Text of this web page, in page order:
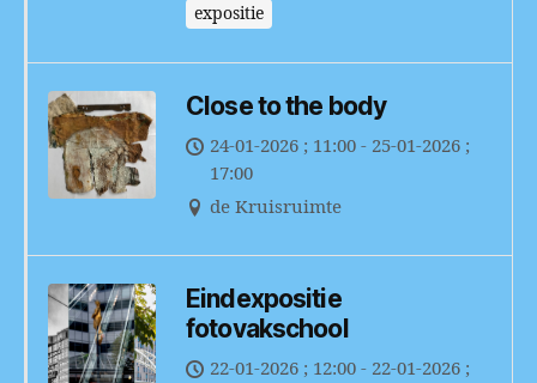
expositie
Close to the body
24-01-2026 ; 11:00 - 25-01-2026 ;
17:00
de Kruisruimte
Eindexpositie
fotovakschool
22-01-2026 ; 12:00 - 22-01-2026 ;